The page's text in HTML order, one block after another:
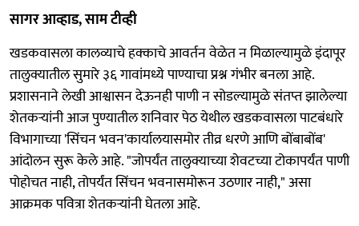
सागर आव्हाड, साम टीव्ही
खडकवासला कालव्याचे हक्काचे आवर्तन वेळेत न मिळाल्यामुळे इंदापूर
तालुक्यातील सुमारे ३६ गावांमध्ये पाण्याचा प्रश्न गंभीर बनला आहे.
प्रशासनाने लेखी आश्वासन देऊनही पाणी न सोडल्यामुळे संतप्त झालेल्या
शेतकऱ्यांनी आज पुण्यातील शनिवार पेठ येथील खडकवासला पाटबंधारे
विभागाच्या 'सिंचन भवन'कार्यालयासमोर तीव्र धरणे आणि बोंबाबोंब'
आंदोलन सुरू केले आहे. "जोपर्यंत तालुक्याच्या शेवटच्या टोकापर्यंत पाणी
पोहोचत नाही, तोपर्यंत सिंचन भवनासमोरून उठणार नाही," असा
आक्रमक पवित्रा शेतकऱ्यांनी घेतला आहे.